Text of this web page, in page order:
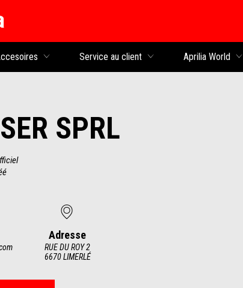
Service au client Aprilia World
SPRL
Adresse
RUE DU ROY 2
6670 LIMERLÉ